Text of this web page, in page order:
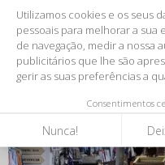
Utilizamos cookies e os seus
pessoais para melhorar a sua
de navegação, medir a nossa
publicitários que lhe são
gerir as suas preferências a
Consentimentos
Nunca!